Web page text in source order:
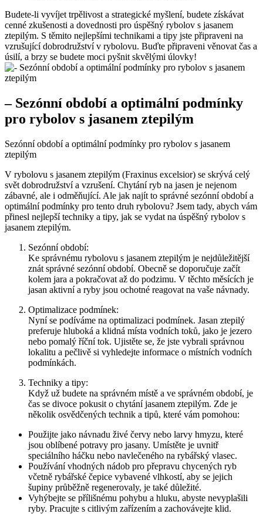
Budete-li vyvíjet trpělivost a strategické myšlení, budete ⁢získávat⁣
cenné ‌zkušenosti a dovednosti pro úspěšný rybolov s jasanem
ztepilým. S těmito nejlepšími technikami a⁣ tipy jste‌ připraveni na
vzrušující dobrodružství v rybolovu. Buďte připraveni věnovat čas a
‍úsilí, a brzy ​se budete moci pyšnit skvělými úlovky!
– ‍Sezónní období a optimální ‌podmínky
pro rybolov s jasanem‌ ztepilým
Sezónní období a optimální podmínky⁤ pro ​rybolov s jasanem
ztepilým
V rybolovu s jasanem ‍ztepilým (Fraxinus excelsior) ​se skrývá celý
svět ‍dobrodružství a vzrušení. Chytání​ ryb na jasen je nejenom
zábavné, ale i odměňující. Ale jak najít to správné sezónní ​období a
⁢optimální podmínky pro tento druh rybolovu? Jsem tady, abych vám
přinesl nejlepší techniky a tipy, jak se vydat na ⁢úspěšný rybolov ‌s
jasanem⁢ ztepilým.
Sezónní období:
Ke správnému rybolovu s jasanem ztepilým⁣ je nejdůležitější
znát správné sezónní období. Obecně se ‍doporučuje ‌začít
kolem jara a pokračovat ‍až do podzimu. ⁢V těchto měsících je
jasan aktivní a ryby jsou ochotné ⁢reagovat na vaše návnady.
Optimalizace podmínek:
Nyní​ se podíváme‍ na optimalizaci podmínek. Jasan ztepilý
preferuje hluboká a⁢ klidná místa vodních toků, jako je jezero
nebo pomalý říční tok. Ujistěte se, že jste vybrali správnou
lokalitu a pečlivě si vyhledejte informace o místních vodních
podmínkách.
Techniky a tipy:
Když už budete na ​správném místě a​ ve správném období, je
čas‍ se divoce pokusit ‌o chytání ⁢jasanem ztepilým. Zde je
‌několik osvědčených technik a tipů, které vám pomohou:
Použijte jako návnadu živé červy nebo larvy hmyzu, které
jsou oblíbené ⁣potravy pro⁣ jasany. Umístěte je uvnitř
speciálního háčku nebo navlečeného na rybářský ⁤vlasec.
Používání ‍vhodných ⁣nádob pro přepravu chycených ryb
včetně rybářské čepice vybavené⁢ vlhkostí, aby se jejich
šupiny průběžně regenerovaly, je také důležité.
Vyhýbejte se přílišnému pohybu⁣ a hluku,​ abyste nevyplašili
ryby. Pracujte s citlivým zařízením a zachovávejte klid.